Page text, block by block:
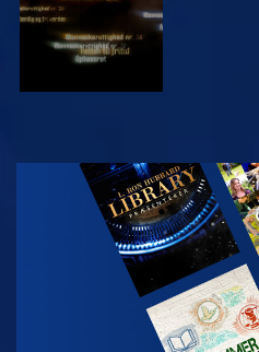
SE